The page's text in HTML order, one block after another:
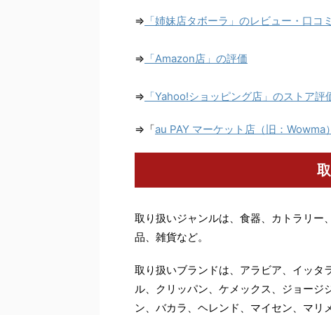
⇒ 「姉妹店タボーラ」のレビュー・口コミ
⇒ 「Amazon店」の評価
⇒ 「Yahoo!ショッピング店」のストア評
⇒「au PAY マーケット店（旧：Wowma）
取り扱いジャンルは、食器、カトラリー
品、雑貨など。
取り扱いブランドは、アラビア、イッタ
ル、クリッパン、ケメックス、ジョージ
ン、バカラ、ヘレンド、マイセン、マ